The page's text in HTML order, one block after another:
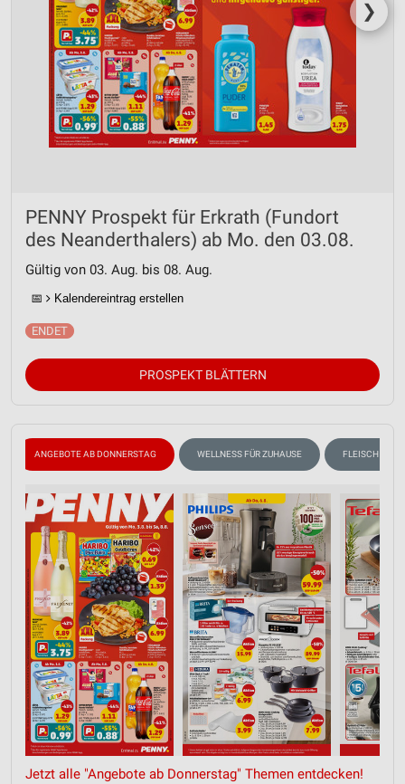
❯
PENNY Prospekt für Erkrath (Fundort
des Neanderthalers) ab Mo. den 03.08.
Gültig von 03. Aug. bis 08. Aug.
📅 Kalendereintrag erstellen
PROSPEKT BLÄTTERN
ANGEBOTE AB DONNERSTAG WELLNESS FÜR ZUHAUSE FLEISCH &
Jetzt alle "Angebote ab Donnerstag" Themen entdecken!